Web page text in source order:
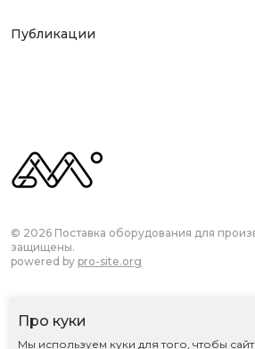
Публикации
© 2026 Поставка оборудования для
защищены.
powered by pro-site.org
Про куки
Мы используем куки для того, чтобы